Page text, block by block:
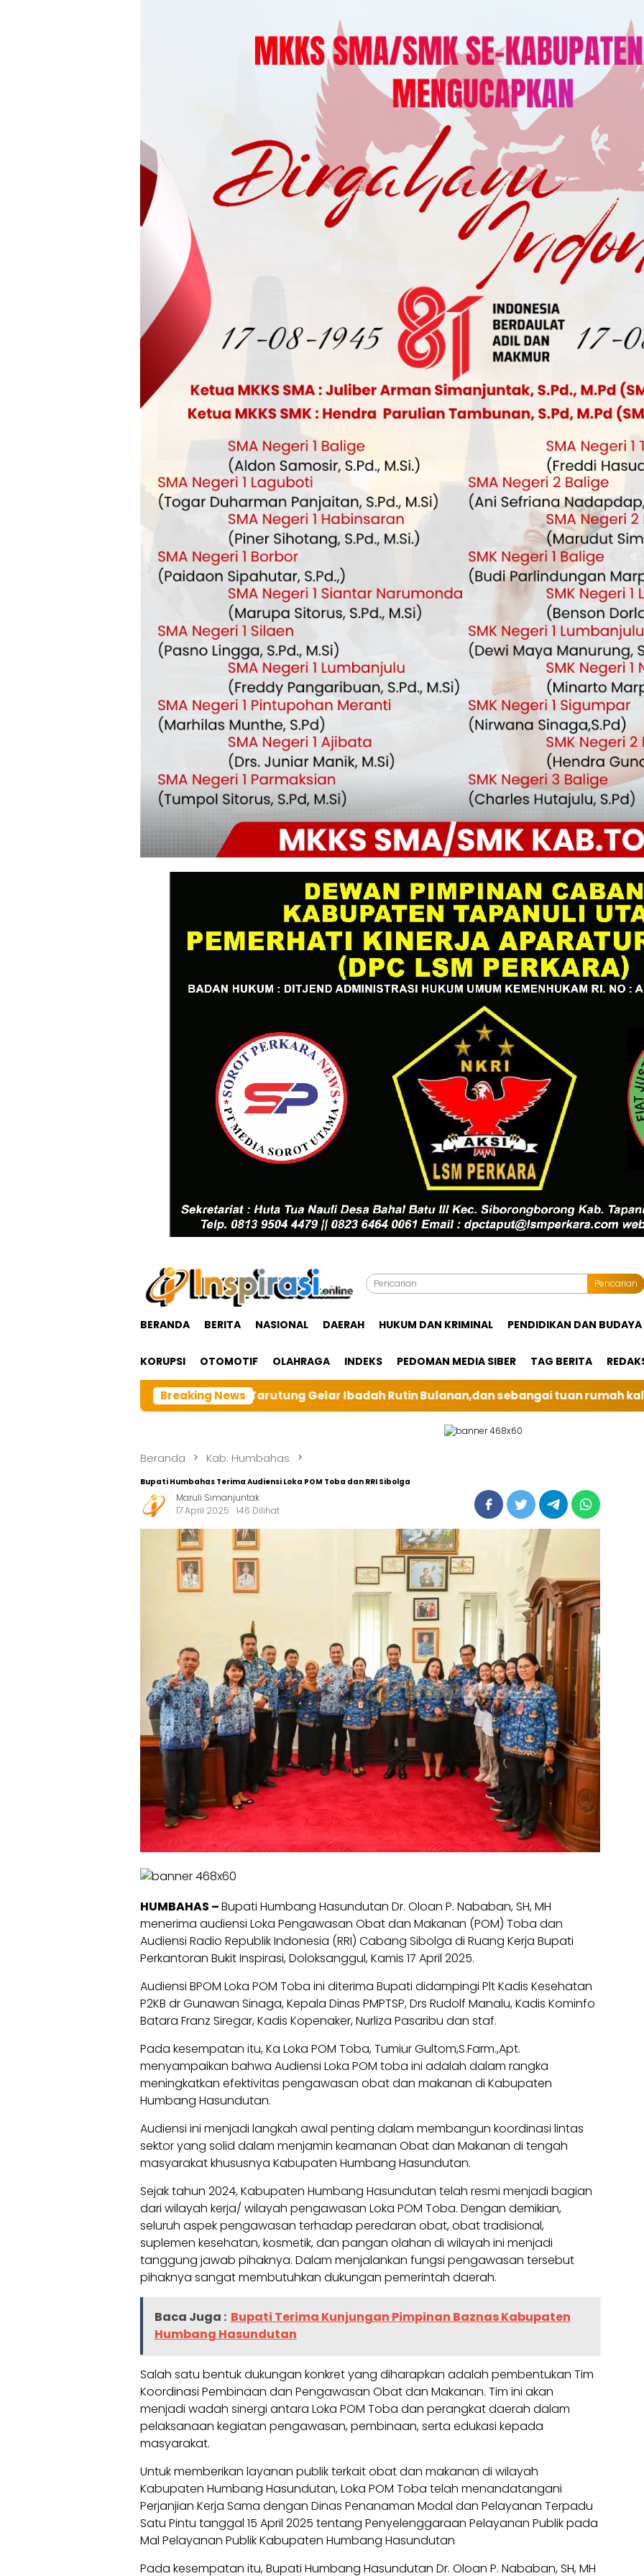
Pencarian
BERANDA BERITA NASIONAL DAERAH HUKUM DAN KRIMINAL PENDIDIKAN DAN BUDAYA
KORUPSI OTOMOTIF OLAHRAGA INDEKS PEDOMAN MEDIA SIBER TAG BERITA
Breaking News
cabangTarutung Gelar Ibadah Rutin Bulanan,dan sebangai tuan rumah kali ini BRI Unit Silindung
Beranda Kab. Humbahas
Bupati Humbahas Terima Audiensi Loka POM Toba dan RRI Sibolga
Maruli Simanjuntak
17 April 2025
146 Dilihat
HUMBAHAS –Bupati Humbang Hasundutan Dr. Oloan P. Nababan, SH, MH
menerima audiensi Loka Pengawasan Obat dan Makanan (POM) Toba dan
Audiensi Radio Republik Indonesia (RRI) Cabang Sibolga di Ruang Kerja Bupati
Perkantoran Bukit Inspirasi, Doloksanggul, Kamis 17 April 2025.
Audiensi BPOM Loka POM Toba ini diterima Bupati didampingi Plt Kadis Kesehatan
P2KB dr Gunawan Sinaga, Kepala Dinas PMPTSP, Drs Rudolf Manalu, Kadis Kominfo
Batara Franz Siregar, Kadis Kopenaker, Nurliza Pasaribu dan staf.
Pada kesempatan itu, Ka Loka POM Toba, Tumiur Gultom,S.Farm.,Apt.
menyampaikan bahwa Audiensi Loka POM toba ini adalah dalam rangka
meningkatkan efektivitas pengawasan obat dan makanan di Kabupaten
Humbang Hasundutan.
Audiensi ini menjadi langkah awal penting dalam membangun koordinasi lintas
sektor yang solid dalam menjamin keamanan Obat dan Makanan di tengah
masyarakat khususnya Kabupaten Humbang Hasundutan.
Sejak tahun 2024, Kabupaten Humbang Hasundutan telah resmi menjadi bagian
dari wilayah kerja/ wilayah pengawasan Loka POM Toba. Dengan demikian,
seluruh aspek pengawasan terhadap peredaran obat, obat tradisional,
suplemen kesehatan, kosmetik, dan pangan olahan di wilayah ini menjadi
tanggung jawab pihaknya. Dalam menjalankan fungsi pengawasan tersebut
pihaknya sangat membutuhkan dukungan pemerintah daerah.
Baca Juga : Bupati Terima Kunjungan Pimpinan Baznas Kabupaten
Humbang Hasundutan
Salah satu bentuk dukungan konkret yang diharapkan adalah pembentukan Tim
Koordinasi Pembinaan dan Pengawasan Obat dan Makanan. Tim ini akan
menjadi wadah sinergi antara Loka POM Toba dan perangkat daerah dalam
pelaksanaan kegiatan pengawasan, pembinaan, serta edukasi kepada
masyarakat.
Untuk memberikan layanan publik terkait obat dan makanan di wilayah
Kabupaten Humbang Hasundutan, Loka POM Toba telah menandatangani
Perjanjian Kerja Sama dengan Dinas Penanaman Modal dan Pelayanan Terpadu
Satu Pintu tanggal 15 April 2025 tentang Penyelenggaraan Pelayanan Publik pada
Mal Pelayanan Publik Kabupaten Humbang Hasundutan
Pada kesempatan itu, Bupati Humbang Hasundutan Dr. Oloan P. Nababan, SH, MH